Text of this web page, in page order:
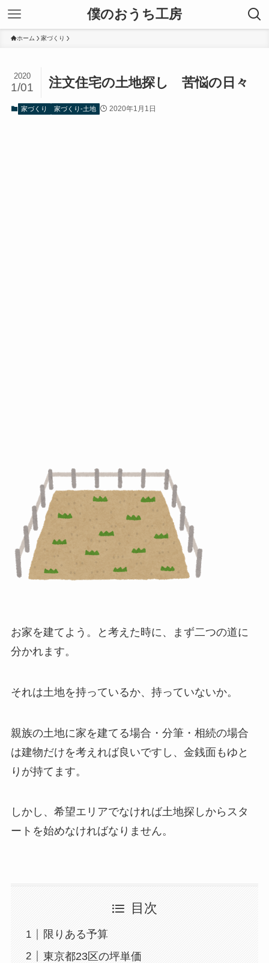
僕のおうち工房
ホーム 家づくり
注文住宅の土地探し 苦悩の日々
2020
1/01
家づくり 家づくり-土地 2020年1月1日
お家を建てよう。と考えた時に、まず二つの道に
分かれます。
それは土地を持っているか、持っていないか。
親族の土地に家を建てる場合・分筆・相続の場合
は建物だけを考えれば良いですし、金銭面もゆと
りが持てます。
しかし、希望エリアでなければ土地探しからスタ
ートを始めなければなりません。
目次
限りある予算
東京都23区の坪単価